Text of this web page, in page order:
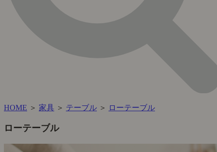
HOME ＞ 家具 ＞ テーブル ＞ ローテーブル
ローテーブル